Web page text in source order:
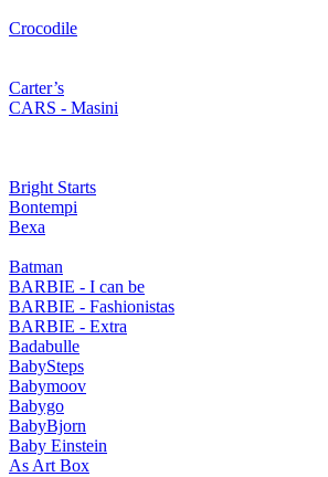
Crocodile
Carter’s
CARS - Masini
Bright Starts
Bontempi
Bexa
Batman
BARBIE - I can be
BARBIE - Fashionistas
BARBIE - Extra
Badabulle
BabySteps
Babymoov
Babygo
BabyBjorn
Baby Einstein
As Art Box